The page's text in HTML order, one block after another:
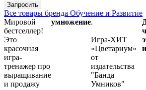
Запросить
Все товары бренда Обучение и Развитие
Мировой
бестселлер!
Это
красочная
игра-
тренажер про
выращивание
и продажу
умножение.
Игра-ХИТ
«Цветариум»
от
издательства
"Банда
Умников"